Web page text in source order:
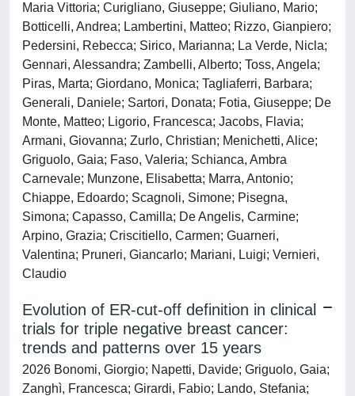
Maria Vittoria; Curigliano, Giuseppe; Giuliano, Mario;
Botticelli, Andrea; Lambertini, Matteo; Rizzo, Gianpiero;
Pedersini, Rebecca; Sirico, Marianna; La Verde, Nicla;
Gennari, Alessandra; Zambelli, Alberto; Toss, Angela;
Piras, Marta; Giordano, Monica; Tagliaferri, Barbara;
Generali, Daniele; Sartori, Donata; Fotia, Giuseppe; De
Monte, Matteo; Ligorio, Francesca; Jacobs, Flavia;
Armani, Giovanna; Zurlo, Christian; Menichetti, Alice;
Griguolo, Gaia; Faso, Valeria; Schianca, Ambra
Carnevale; Munzone, Elisabetta; Marra, Antonio;
Chiappe, Edoardo; Scagnoli, Simone; Pisegna,
Simona; Capasso, Camilla; De Angelis, Carmine;
Arpino, Grazia; Criscitiello, Carmen; Guarneri,
Valentina; Pruneri, Giancarlo; Mariani, Luigi; Vernieri,
Claudio
Evolution of ER-cut-off definition in clinical
trials for triple negative breast cancer:
trends and patterns over 15 years
2026 Bonomi, Giorgio; Napetti, Davide; Griguolo, Gaia;
Zanghì, Francesca; Girardi, Fabio; Lando, Stefania;